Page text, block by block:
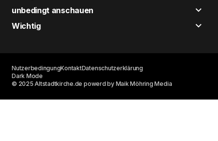
unbedingt anschauen
Wichtig
© 2025 Altstadtkirche.de powerd by Maik Möhring Media
NutzerbedingungKontaktDatenschutzerklärung
Dark Mode